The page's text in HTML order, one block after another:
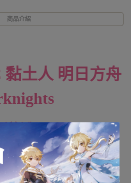
商品介紹
黏土人 明日方舟
峨 Saga
未拆封